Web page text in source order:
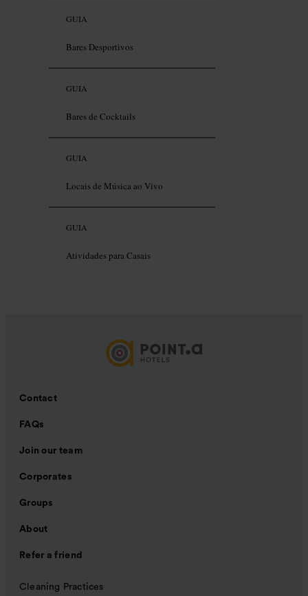
GUIA
Bares Desportivos
GUIA
Bares de Cocktails
GUIA
Locais de Música ao Vivo
GUIA
Atividades para Casais
Contact
FAQs
Join our team
Corporates
Groups
About
Refer a friend
Cleaning Practices